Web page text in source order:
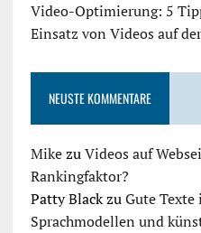
Video-Optimierung: 5
Einsatz von Videos auf
NEUSTE KOMMENTARE
MikezuVideos auf
Rankingfaktor?
Patty BlackzuGute
Sprachmodellen und